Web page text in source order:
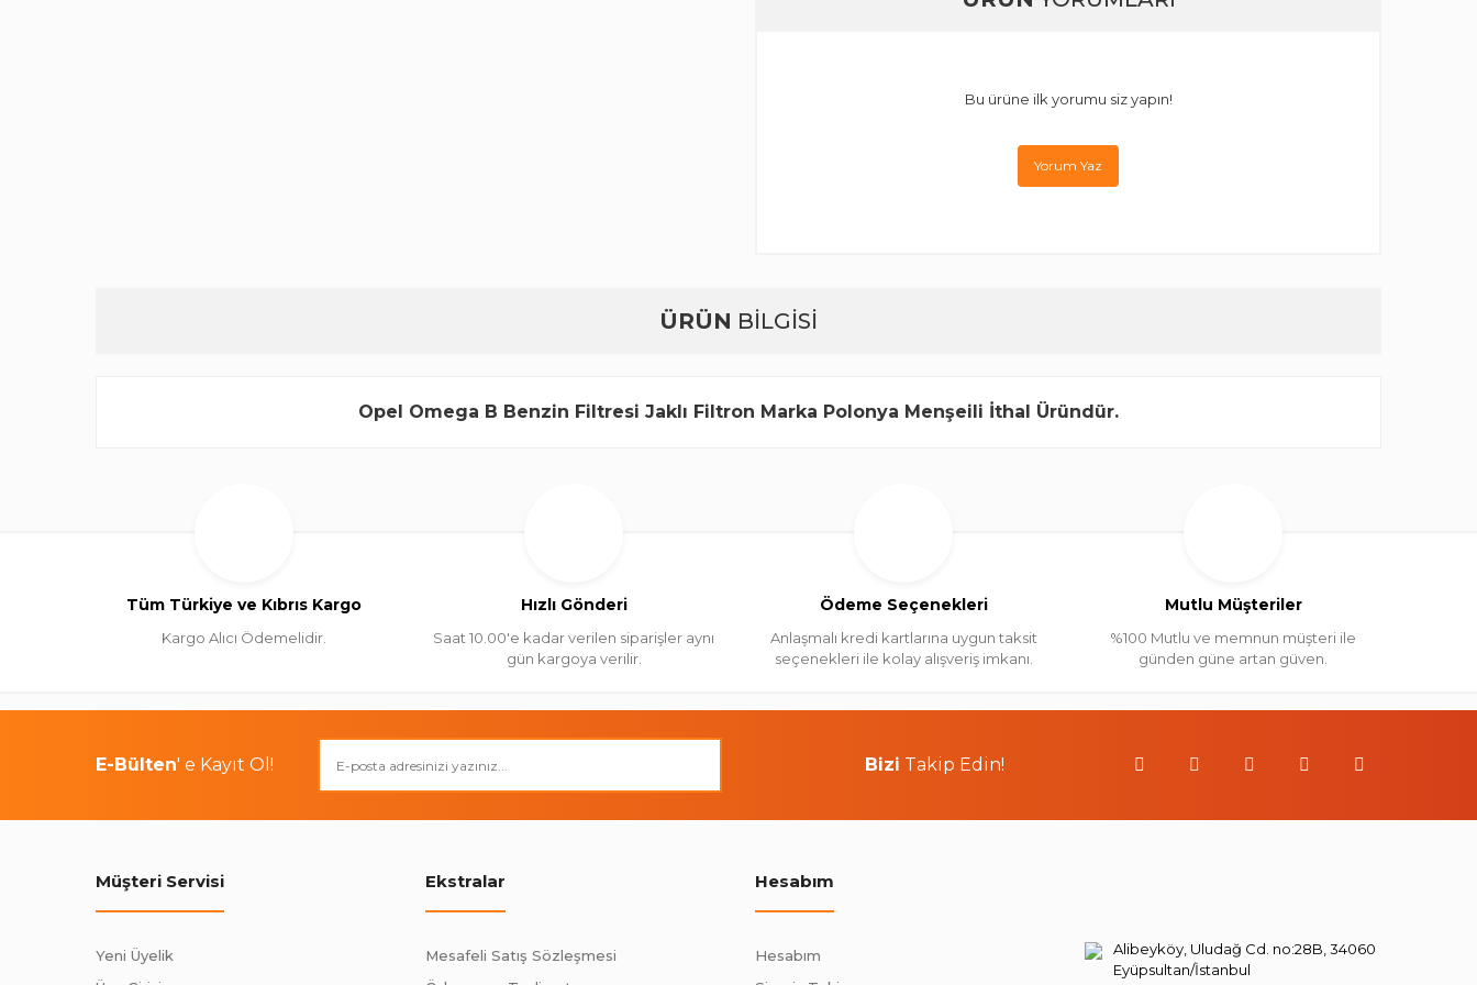
Bu ürüne ilk yorumu siz yapın!
Yorum Yaz
ÜRÜN BİLGİSİ
Opel Omega B Benzin Filtresi Jaklı Filtron Marka Polonya Menşeili İthal Üründür.
Tüm Türkiye ve Kıbrıs Kargo
Kargo Alıcı Ödemelidir.
Hızlı Gönderi
Saat 10.00'e kadar verilen siparişler aynı
gün kargoya verilir.
Ödeme Seçenekleri
Anlaşmalı kredi kartlarına uygun taksit
seçenekleri ile kolay alışveriş imkanı.
Mutlu Müşteriler
%100 Mutlu ve memnun müşteri ile
günden güne artan güven.
E-Bülten' e Kayıt Ol! Bizi Takip Edin!
Müşteri Servisi
Yeni Üyelik
Ekstralar
Mesafeli Satış Sözleşmesi
Hesabım
Hesabım
Alibeyköy, Uludağ Cd. no:28B, 34060
Eyüpsultan/İstanbul